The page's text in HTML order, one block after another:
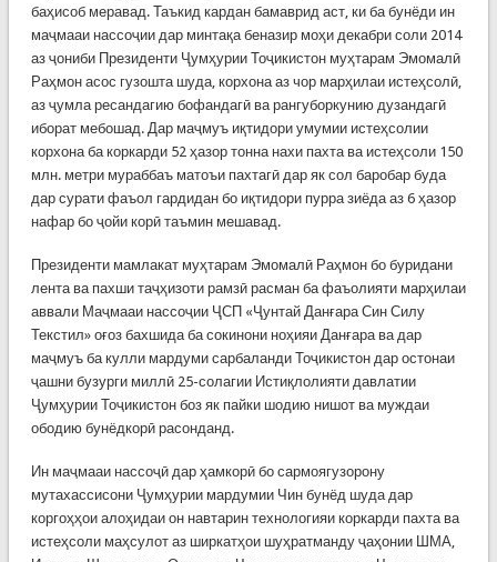
баҳисоб меравад. Таъкид кардан бамаврид аст, ки ба бунёди ин
маҷмааи нассоҷии дар минтақа беназир моҳи декабри соли 2014
аз ҷониби Президенти Ҷумҳурии Тоҷикистон муҳтарам Эмомалӣ
Раҳмон асос гузошта шуда, корхона аз чор марҳилаи истеҳсолӣ,
аз ҷумла ресандагию бофандагӣ ва рангуборкунию дузандагӣ
иборат мебошад. Дар маҷмуъ иқтидори умумии истеҳсолии
корхона ба коркарди 52 ҳазор тонна нахи пахта ва истеҳсоли 150
млн. метри мураббаъ матоъи пахтагӣ дар як сол баробар буда
дар сурати фаъол гардидан бо иқтидори пурра зиёда аз 6 ҳазор
нафар бо ҷойи корӣ таъмин мешавад.
Президенти мамлакат муҳтарам Эмомалӣ Раҳмон бо буридани
лента ва пахши таҷҳизоти рамзӣ расман ба фаъолияти марҳилаи
аввали Маҷмааи нассоҷии ҶСП «Ҷунтай Данғара Син Силу
Текстил» оғоз бахшида ба сокинони ноҳияи Данғара ва дар
маҷмуъ ба кулли мардуми сарбаланди Тоҷикистон дар остонаи
ҷашни бузурги миллӣ 25-солагии Истиқлолияти давлатии
Ҷумҳурии Тоҷикистон боз як пайки шодию нишот ва муждаи
ободию бунёдкорӣ расонданд.
Ин маҷмааи нассоҷӣ дар ҳамкорӣ бо сармоягузорону
мутахассисони Ҷумҳурии мардумии Чин бунёд шуда дар
коргоҳҳои алоҳидаи он навтарин технологияи коркарди пахта ва
истеҳсоли маҳсулот аз ширкатҳои шуҳратманду ҷаҳонии ШМА,